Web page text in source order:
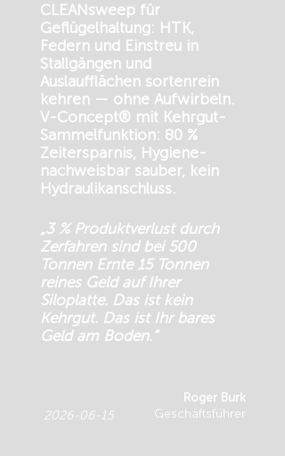
CLEANsweep für
Geflügelhaltung: HTK,
Federn und Einstreu in
Stallgängen und
Auslaufflächen sortenrein
kehren — ohne Aufwirbeln.
V-Concept® mit Kehrgut-
Sammelfunktion: 80 %
Zeitersparnis, Hygiene-
nachweisbar sauber, kein
Hydraulikanschluss.
„3 % Produktverlust durch
Zerfahren sind bei 500
Tonnen Ernte 15 Tonnen
reines Geld auf Ihrer
Siloplatte. Das ist kein
Kehrgut. Das ist Ihr bares
Geld am Boden.“
2026-06-15
Roger Burk
Geschäftsführer